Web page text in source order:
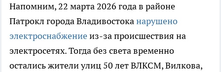
Напомним, 22 марта 2026 года в районе
Патрокл города Владивостоканарушено
электроснабжениеиз-за происшествия на
электросетях. Тогда без света временно
остались жители улиц 50 лет ВЛКСМ, Вилкова,